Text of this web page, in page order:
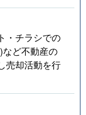
・チラシでの
ど不動産の
売却活動を行